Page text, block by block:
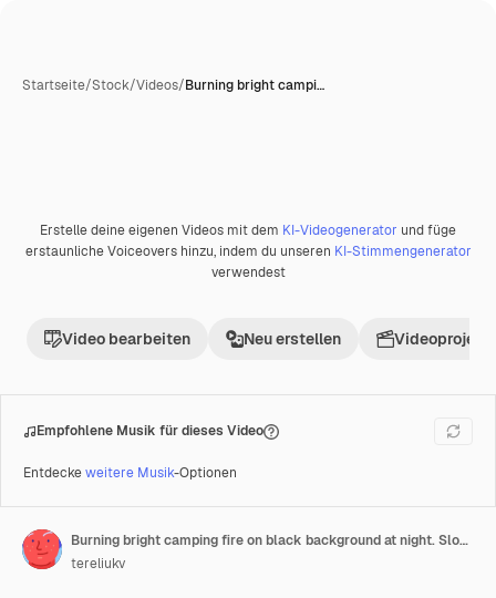
Startseite/Stock/Videos/Burning bright campi…
Premium
Erstelle deine eigenen Videos mit dem KI-Videogenerator und füge
erstaunliche Voiceovers hinzu, indem du unseren KI-Stimmengenerator
verwendest
Video bearbeiten Neu erstellen Videoprojekt
Empfohlene Musik für dieses Video
Entdeckeweitere Musik-Optionen
Burning bright camping fire on black background at night. Slow motion shot of fire sparks moving on dark. Close-up
tereliukv